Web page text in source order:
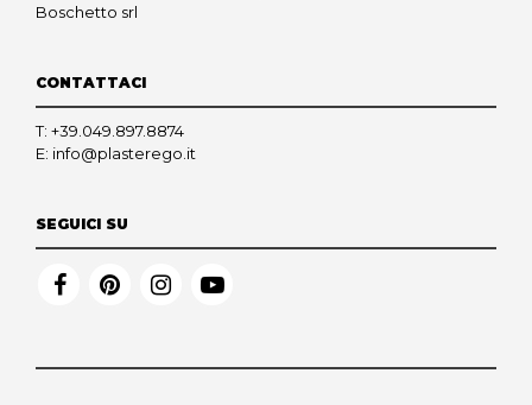
Boschetto srl
CONTATTACI
T: +39.049.897.8874
E: info@plasterego.it
SEGUICI SU